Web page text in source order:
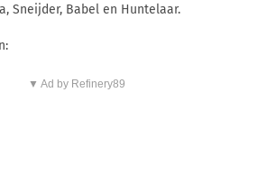
Sneijder, Babel en Huntelaar.
▼ Ad by Refinery89